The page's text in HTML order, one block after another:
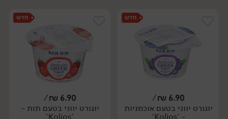
יח׳
6.90
₪
/
יוגורט יווני בטעם אוכמניות
- 'Kolios'
6.90
₪
/
יוגורט יווני בטעם תות -
'Kolios'